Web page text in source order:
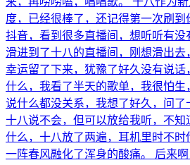
度，已经很棒了，还记得第一次刷
抖音，看到很多直播间，想听听有
滑进到了十八的直播间，刚想滑出
幸运留了下来，犹豫了好久没有说
什么，我看了半天的歌单，我很怕
说什么都没关系，我想了好久，问了
十八说不会，但可以放给我听，不
什么，十八放了两遍，耳机里时不
一阵春风融化了浑身的酸痛。 后来